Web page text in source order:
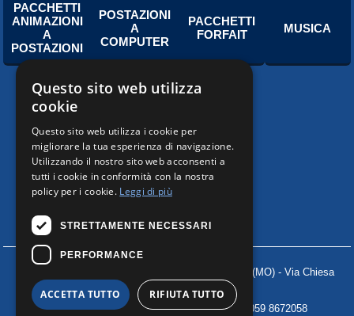
PACCHETTI
ANIMAZIONI
A
POSTAZIONI
POSTAZIONI
A
COMPUTER
PACCHETTI
FORFAIT
MUSICA
41030 ROVERETO s/S (MO) - Via Chiesa
Sud, 162/b
Telefono +39 059 672.716 (2 linee) Fax +39 059 8672058
Questo sito web utilizza
cookie
Questo sito web utilizza i cookie per
migliorare la tua esperienza di navigazione.
Utilizzando il nostro sito web acconsenti a
tutti i cookie in conformità con la nostra
policy per i cookie. Leggi di più
STRETTAMENTE NECESSARI
PERFORMANCE
ACCETTA TUTTO RIFIUTA TUTTO